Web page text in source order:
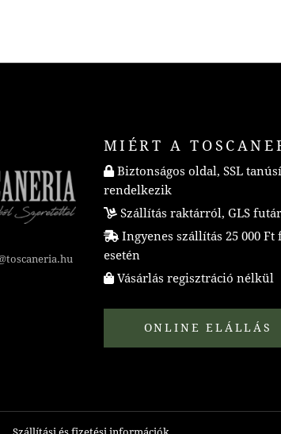
MIÉRT A
Biztonságos oldal, SSL
rendelkezik
Szállítás raktárról, GLS
Ingyenes szállítás 25 000 Ft
esetén
Vásárlás regisztráció nélkül
ONLINE ELÁLLÁS